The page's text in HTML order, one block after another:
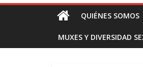
QUIÉNES SOMOS
MUXES Y DIVERSIDAD